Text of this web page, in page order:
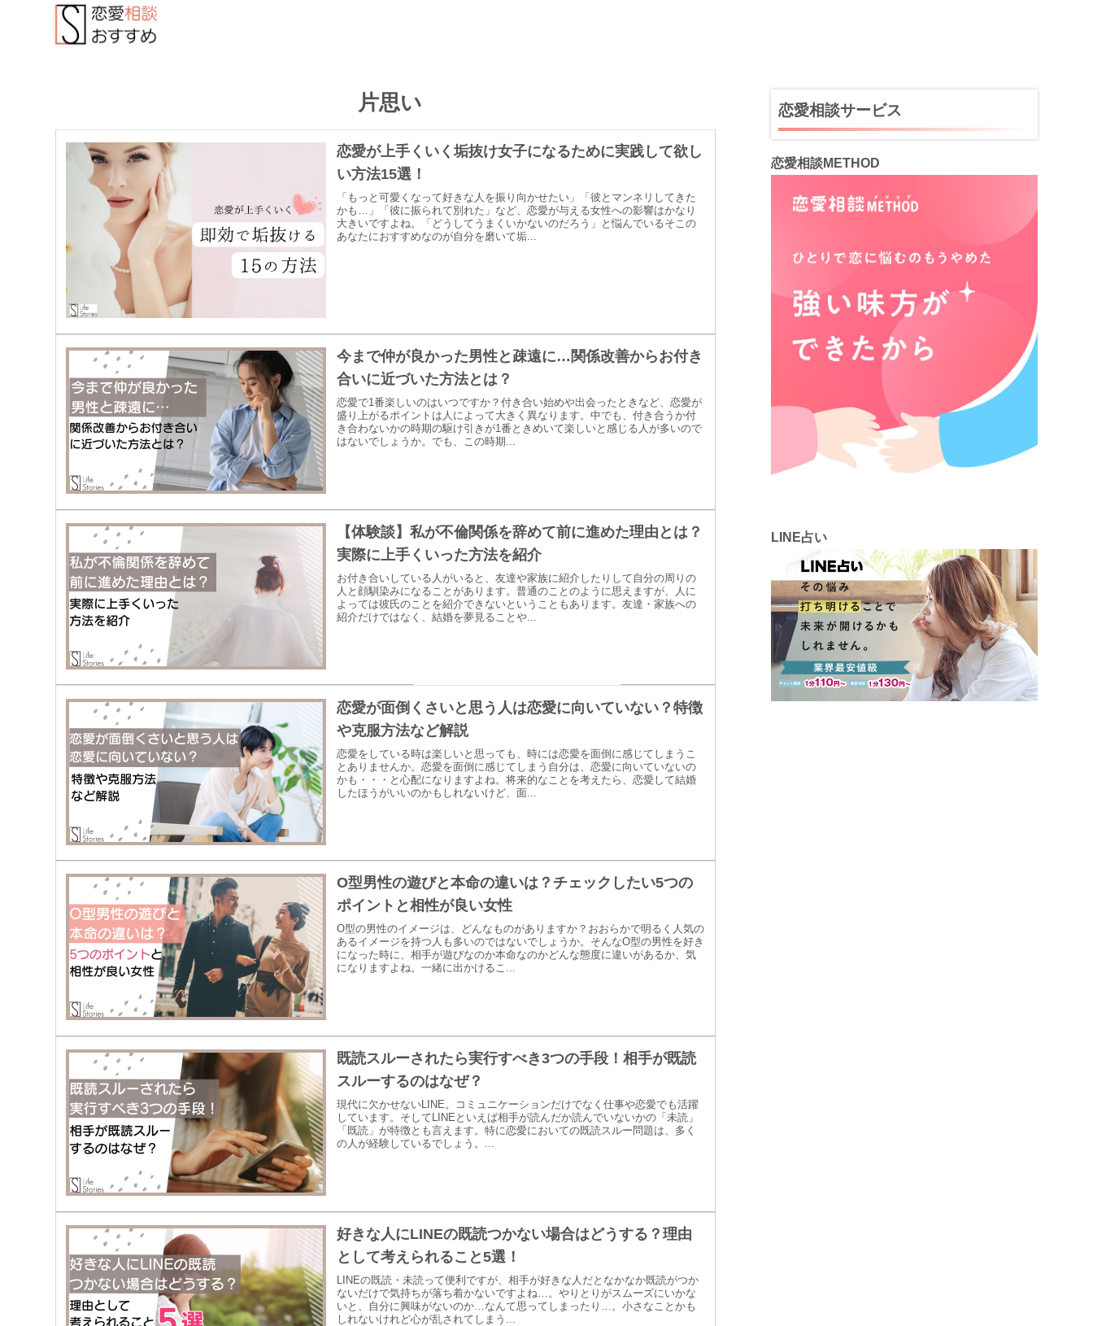
片思い
恋愛が上手くいく垢抜け女子になるために実践して欲し
い方法15選！
「もっと可愛くなって好きな人を振り向かせたい」「彼とマンネリしてきた
かも…」「彼に振られて別れた」など、恋愛が与える女性への影響はかなり
大きいですよね。「どうしてうまくいかないのだろう」と悩んでいるそこの
あなたにおすすめなのが自分を磨いて垢...
今まで仲が良かった男性と疎遠に…関係改善からお付き
合いに近づいた方法とは？
恋愛で1番楽しいのはいつですか？付き合い始めや出会ったときなど、恋愛が
盛り上がるポイントは人によって大きく異なります。中でも、付き合うか付
き合わないかの時期の駆け引きが1番ときめいて楽しいと感じる人が多いので
はないでしょうか。でも、この時期...
【体験談】私が不倫関係を辞めて前に進めた理由とは？
実際に上手くいった方法を紹介
お付き合いしている人がいると、友達や家族に紹介したりして自分の周りの
人と顔馴染みになることがあります。普通のことのように思えますが、人に
よっては彼氏のことを紹介できないということもあります。友達・家族への
紹介だけではなく、結婚を夢見ることや...
恋愛が面倒くさいと思う人は恋愛に向いていない？特徴
や克服方法など解説
恋愛をしている時は楽しいと思っても、時には恋愛を面倒に感じてしまうこ
とありませんか。恋愛を面倒に感じてしまう自分は、恋愛に向いていないの
かも・・・と心配になりますよね。将来的なことを考えたら、恋愛して結婚
したほうがいいのかもしれないけど、面...
O型男性の遊びと本命の違いは？チェックしたい5つの
ポイントと相性が良い女性
O型の男性のイメージは、どんなものがありますか？おおらかで明るく人気の
あるイメージを持つ人も多いのではないでしょうか。そんなO型の男性を好き
になった時に、相手が遊びなのか本命なのかどんな態度に違いがあるか、気
になりますよね。一緒に出かけるこ...
既読スルーされたら実行すべき3つの手段！相手が既読
スルーするのはなぜ？
現代に欠かせないLINE。コミュニケーションだけでなく仕事や恋愛でも活躍
しています。そしてLINEといえば相手が読んだか読んでいないかの「未読」
「既読」が特徴とも言えます。特に恋愛においての既読スルー問題は、多く
の人が経験しているでしょう。...
好きな人にLINEの既読つかない場合はどうする？理由
として考えられること5選！
LINEの既読・未読って便利ですが、相手が好きな人だとなかなか既読がつか
ないだけで気持ちが落ち着かないですよね…。やりとりがスムーズにいかな
いと、自分に興味がないのか…なんて思ってしまったり…。小さなことかも
しれないけれど心が乱されてしまう...
恋愛相談サービス
恋愛相談METHOD
LINE占い